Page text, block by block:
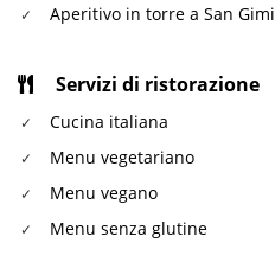
Aperitivo in torre a San
Servizi di ristorazione
Cucina italiana
Menu vegetariano
Menu vegano
Menu senza glutine